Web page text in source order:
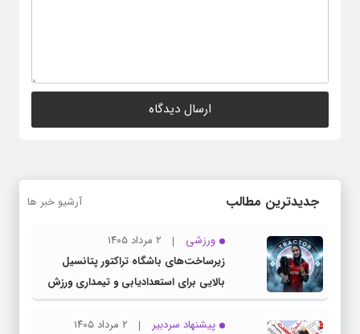
جدیدترین مطالب آرشیو خبر ها
ورزشی
۲ مرداد ۱۴۰۵
زیرساخت‌های باشگاه تراکتور پتانسیل
بالایی برای استعدادیابی و تیمداری ورزش
بانوان دارد
پیشنهاد سردبیر
۲ مرداد ۱۴۰۵